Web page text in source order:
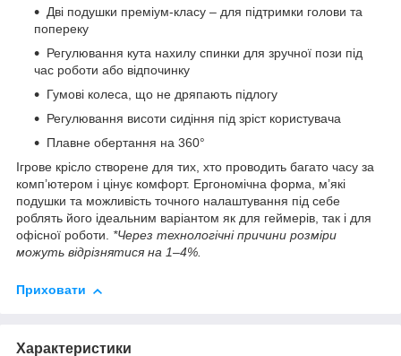
Дві подушки преміум-класу – для підтримки голови та
попереку
Регулювання кута нахилу спинки для зручної пози під
час роботи або відпочинку
Гумові колеса, що не дряпають підлогу
Регулювання висоти сидіння під зріст користувача
Плавне обертання на 360°
Ігрове крісло створене для тих, хто проводить багато часу за
комп’ютером і цінує комфорт. Ергономічна форма, м’які
подушки та можливість точного налаштування під себе
роблять його ідеальним варіантом як для геймерів, так і для
офісної роботи. *Через технологічні причини розміри
можуть відрізнятися на 1–4%.
Приховати
Характеристики